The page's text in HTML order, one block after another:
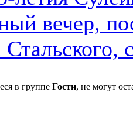
вечер,
в группе Гости, не могут